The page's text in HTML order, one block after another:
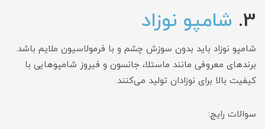
3. شامپو نوزاد
شامپو نوزاد باید بدون سوزش چشم و با فرمولاسیون ملایم باشد.
برندهای معروفی مانند ماستلا، جانسون و فیروز شامپوهایی با
کیفیت بالا برای نوزادان تولید می‌کنند.
سوالات رایج: